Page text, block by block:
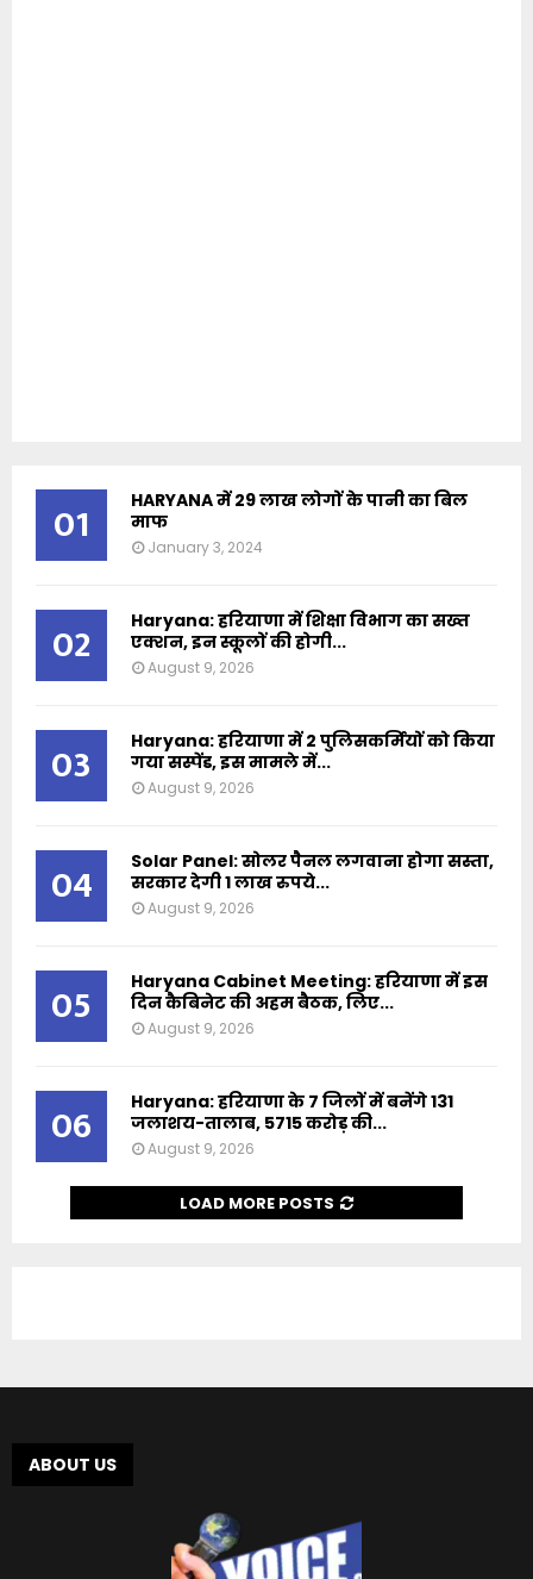
01
HARYANA में 29 लाख लोगों के पानी का बिल
माफ
January 3, 2024
02
Haryana: हरियाणा में शिक्षा विभाग का सख्त
एक्शन, इन स्कूलों की होगी...
August 9, 2026
03
Haryana: हरियाणा में 2 पुलिसकर्मियों को किया
गया सस्पेंड, इस मामले में...
August 9, 2026
04
Solar Panel: सोलर पैनल लगवाना होगा सस्ता,
सरकार देगी 1 लाख रुपये...
August 9, 2026
05
Haryana Cabinet Meeting: हरियाणा में इस
दिन कैबिनेट की अहम बैठक, लिए...
August 9, 2026
06
Haryana: हरियाणा के 7 जिलों में बनेंगे 131
जलाशय-तालाब, 5715 करोड़ की...
August 9, 2026
LOAD MORE POSTS
ABOUT US